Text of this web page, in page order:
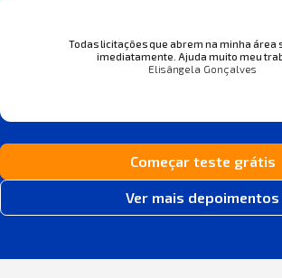
Todas licitações que abrem na minha área
imediatamente. Ajuda muito meu
Elisângela Gonçalves
Começar teste grátis
Ver mais depoimentos